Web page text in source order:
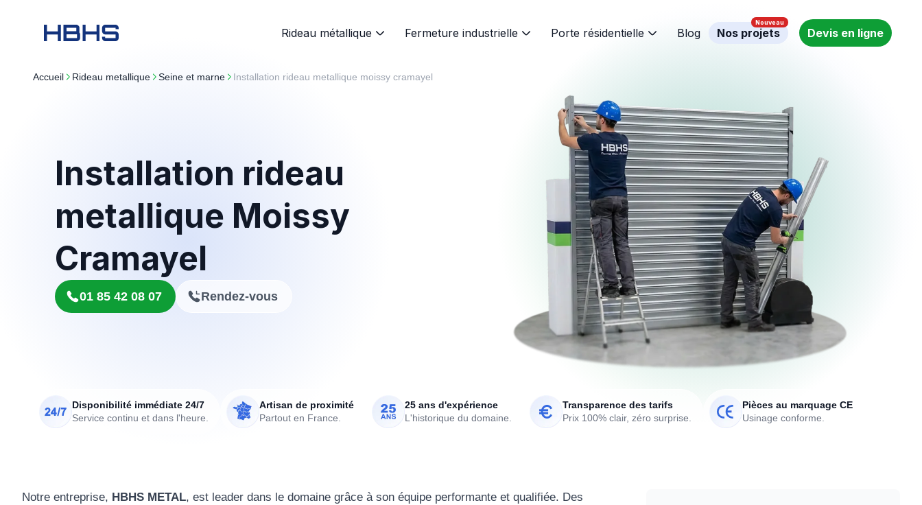
Rideau métallique Fermeture industrielle Porte résidentielle Blog Nos projets Devis en ligne
Accueil rideau metallique seine et marne Installation rideau metallique moissy cramayel
Installation rideau
metallique Moissy
Cramayel
01 85 42 08 07 Rendez-vous
Disponibilité immédiate 24/7
Service continu et dans l'heure.
Artisan de proximité
Partout en France.
25 ans d'expérience
L'historique du domaine.
Transparence des tarifs
Prix 100% clair, zéro surprise.
Pièces au marquage CE
Usinage conforme.
Notre entreprise, HBHS METAL, est leader dans le domaine grâce à son équipe performante et qualifiée. Des